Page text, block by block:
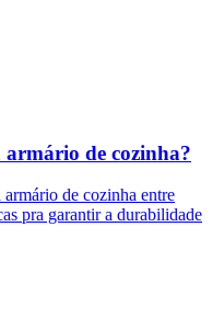
de cozinha?
de cozinha entre
pra garantir a durabilidade